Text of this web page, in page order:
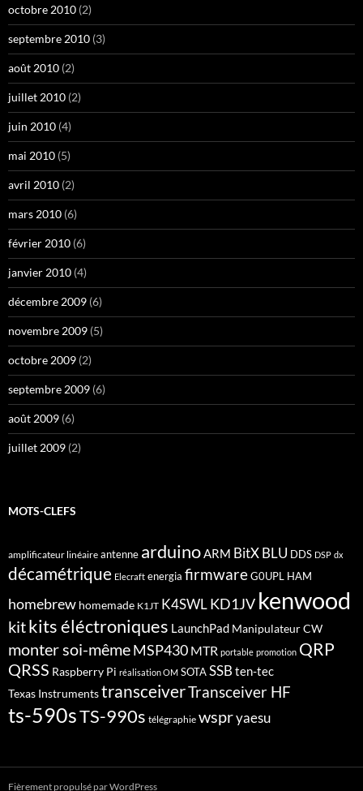
octobre 2010 (2)
septembre 2010 (3)
août 2010 (2)
juillet 2010 (2)
juin 2010 (4)
mai 2010 (5)
avril 2010 (2)
mars 2010 (6)
février 2010 (6)
janvier 2010 (4)
décembre 2009 (6)
novembre 2009 (5)
octobre 2009 (2)
septembre 2009 (6)
août 2009 (6)
juillet 2009 (2)
MOTS-CLEFS
amplificateur linéaire antenne arduinoARM BitX BLU DDS DSP dx
décamétrique Elecraft energia firmwareG0UPL HAM
homebrew homemade K1JT K4SWL KD1JV kenwood
kitkits éléctroniques LaunchPad Manipulateur CW
monter soi-mêmeMSP430 MTR portable promotion QRP
QRSS Raspberry Pi réalisation OM SOTASSB ten-tec
Texas InstrumentstransceiverTransceiver HF
ts-590sTS-990s télégraphie wspryaesu
Fièrement propulsé par WordPress